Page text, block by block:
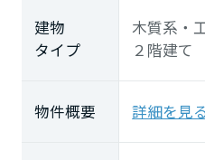
建物
タイプ
木質系・
２階建て
物件概要 詳細を見